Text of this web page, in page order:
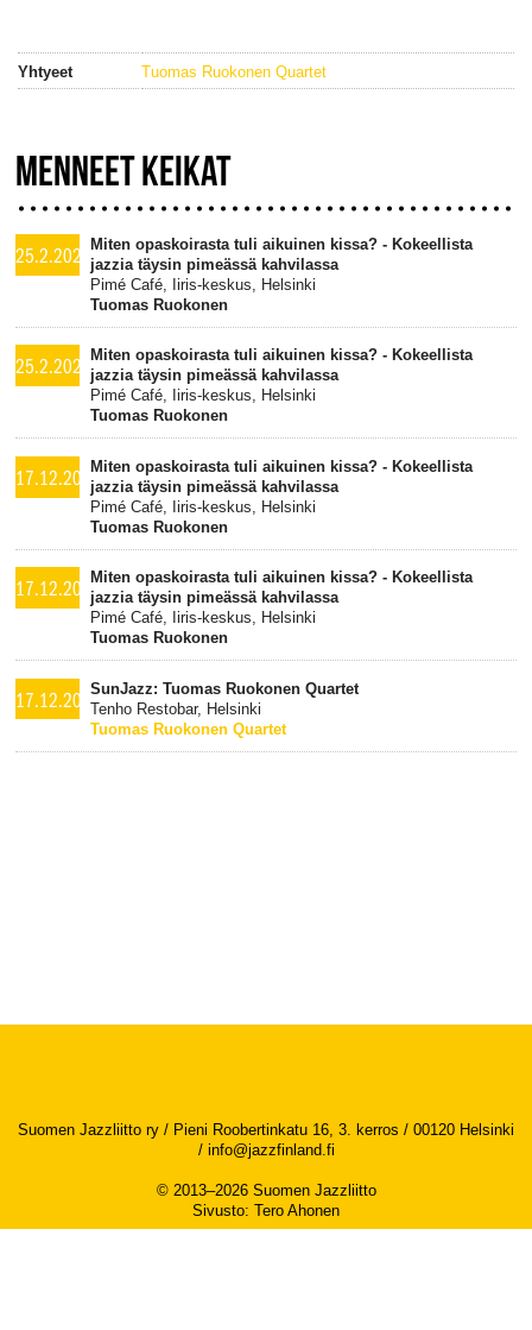
Yhtyeet Tuomas Ruokonen Quartet
MENNEET KEIKAT
25.2.2026Miten opaskoirasta tuli aikuinen kissa? - Kokeellista
jazzia täysin pimeässä kahvilassa
Pimé Café, Iiris-keskus, Helsinki
Tuomas Ruokonen
25.2.2026Miten opaskoirasta tuli aikuinen kissa? - Kokeellista
jazzia täysin pimeässä kahvilassa
Pimé Café, Iiris-keskus, Helsinki
Tuomas Ruokonen
17.12.2025Miten opaskoirasta tuli aikuinen kissa? - Kokeellista
jazzia täysin pimeässä kahvilassa
Pimé Café, Iiris-keskus, Helsinki
Tuomas Ruokonen
17.12.2025Miten opaskoirasta tuli aikuinen kissa? - Kokeellista
jazzia täysin pimeässä kahvilassa
Pimé Café, Iiris-keskus, Helsinki
Tuomas Ruokonen
17.12.2023SunJazz: Tuomas Ruokonen Quartet
Tenho Restobar, Helsinki
Tuomas Ruokonen Quartet
Suomen Jazzliitto ry / Pieni Roobertinkatu 16, 3. kerros / 00120 Helsinki
/ info@jazzfinland.fi
© 2013–2026 Suomen Jazzliitto
Sivusto: Tero Ahonen